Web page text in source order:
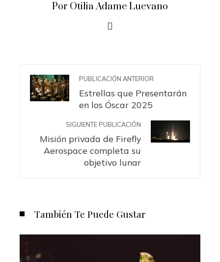
Por Otilia Adame Luevano
PUBLICACIÓN ANTERIOR
Estrellas que Presentarán
en los Óscar 2025
SIGUIENTE PUBLICACIÓN
Misión privada de Firefly
Aerospace completa su
objetivo lunar
También Te Puede Gustar